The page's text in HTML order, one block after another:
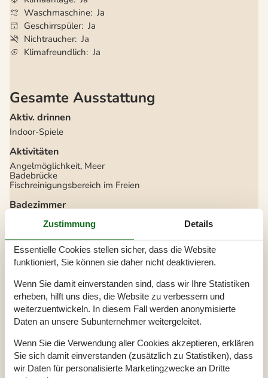
Waschmaschine Ja
Geschirrspüler Ja
Nichtraucher Ja
Klimafreundlich Ja
Gesamte Ausstattung
Aktiv. drinnen
Indoor-Spiele
Aktivitäten
Angelmöglichkeit, Meer
Badebrücke
Fischreinigungsbereich im Freien
Badezimmer
TOILETTE. Heißes und kaltes Wasser
Diverse
Alternative Heizung, Wärmepumpe
Anzahl Hochstühle 1
Anzahl kostenloser Kinder (<4 Jahre) 1
Anzahl Sonnenliegen
Baujahr 1976
Baumaterial: Stein
EL exkl.
Haustiere Nr
Heizung, Elektroheizung
Panoramablick auf das Wasser
Renoviert 2012
Zustimmung Details
Essentielle Cookies stellen sicher, dass die Website
funktioniert, Sie können sie daher nicht deaktivieren.
Wenn Sie damit einverstanden sind, dass wir Ihre Statistiken
erheben, hilft uns dies, die Website zu verbessern und
weiterzuentwickeln. In diesem Fall werden anonymisierte
Daten an unsere Subunternehmer weitergeleitet.
Wenn Sie die Verwendung aller Cookies akzeptieren, erklären
Sie sich damit einverstanden (zusätzlich zu Statistiken), dass
wir Daten für personalisierte Marketingzwecke an Dritte